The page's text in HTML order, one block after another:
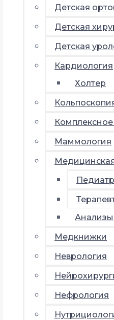
Детская
Детская
Детская
Кардиология
Холтер
Маммология
Медкнижки
Неврология
Нефрология